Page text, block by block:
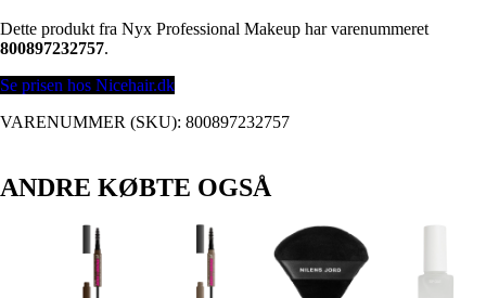
Dette produkt fra Nyx Professional Makeup har varenummeret
800897232757.
Se prisen hos Nicehair.dk
VARENUMMER (SKU): 800897232757
ANDRE KØBTE OGSÅ